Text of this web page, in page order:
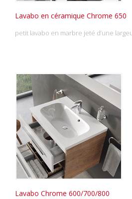
Lavabo en céramique Chrome 650
petit lavabo en marbre jeté d’une
Lavabo Chrome 600/700/800